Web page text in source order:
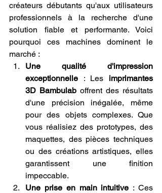
créateurs débutants qu'aux utilisateurs
professionnels à la recherche d'une
solution fiable et performante. Voici
pourquoi ces machines dominent le
marché :
Une qualité d'impression
exceptionnelle : Les imprimantes
3D Bambulab offrent des résultats
d'une précision inégalée, même
pour des objets complexes. Que
vous réalisiez des prototypes, des
maquettes, des pièces techniques
ou des créations artistiques, elles
garantissent une finition
impeccable.
Une prise en main intuitive : Ces